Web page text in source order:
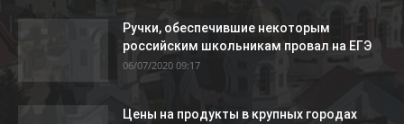
Ручки, обеспечившие некоторым
российским школьникам провал на ЕГЭ
06/07/2020 09:17
Цены на продукты в крупных городах